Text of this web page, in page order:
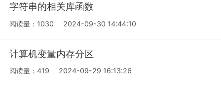
字符串的相关库函数
阅读量：1030 2024-09-30 14:44:10
计算机变量内存分区
阅读量：419 2024-09-29 16:13:26